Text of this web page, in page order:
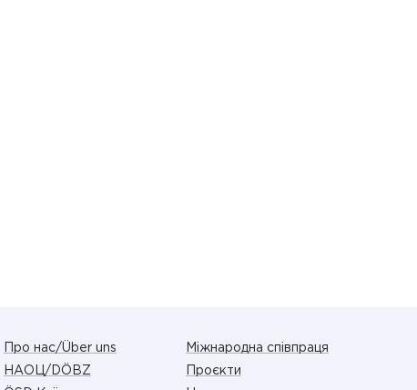
Про нас/Über uns
НАОЦ/DÖBZ
Міжнародна співпраця
Проєкти